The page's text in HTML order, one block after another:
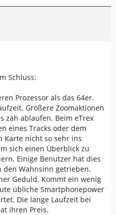
Schluss:
Prozessor als das 64er.
Größere Zoomaktionen
zäh ablaufen. Beim eTrex
eines Tracks oder dem
Karte nicht so sehr ins
sich einen Überblick zu
Einige Benutzer hat dies
den Wahnsinn getrieben.
Geduld. Kommt ein wenig
übliche Smartphonepower
Die lange Laufzeit bei
ihren Preis.